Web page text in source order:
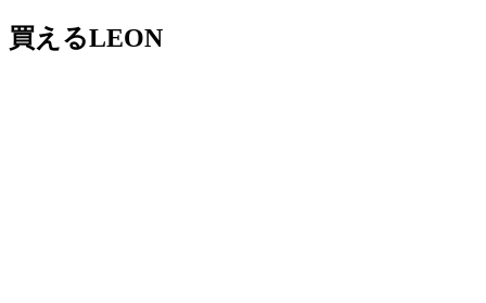
買えるLEON